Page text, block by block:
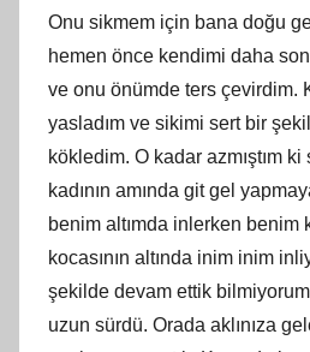
Onu sikmem için bana doğu
hemen önce kendimi daha
ve onu önümde ters çevirdim.
yasladım ve sikimi sert bir
kökledim. O kadar azmıştım
kadının amında git gel
benim altımda inlerken benim
kocasının altında inim inim
şekilde devam ettik
uzun sürdü. Orada aklınıza